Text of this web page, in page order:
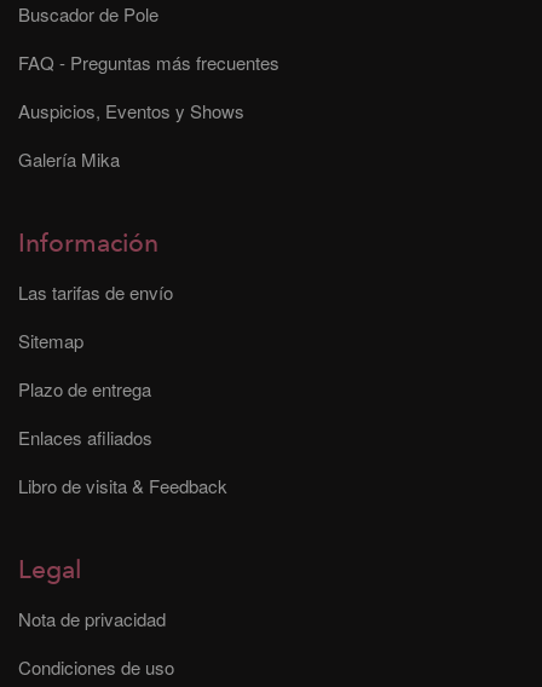
Buscador de Pole
FAQ - Preguntas más frecuentes
Auspicios, Eventos y Shows
Galería Mika
Información
Las tarifas de envío
Sitemap
Plazo de entrega
Enlaces afiliados
Libro de visita & Feedback
Legal
Nota de privacidad
Condiciones de uso